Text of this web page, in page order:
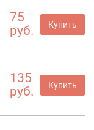
75
руб.
Купить
135
руб.
Купить